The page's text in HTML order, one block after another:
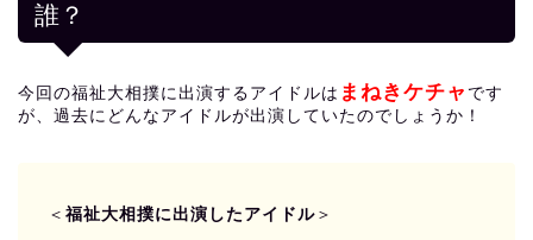
誰？
今回の福祉大相撲に出演するアイドルは まねきケチャ です
が、過去にどんなアイドルが出演していたのでしょうか！
＜ 福祉大相撲に出演したアイドル ＞